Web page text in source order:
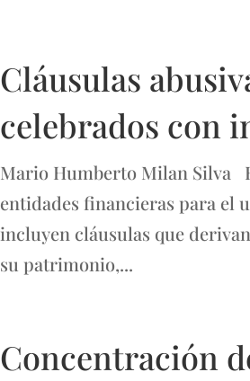
Cláusulas
celebrados con
Mario Humberto Milan Silva
entidades financieras para el
incluyen cláusulas que
su patrimonio,...
Concentración